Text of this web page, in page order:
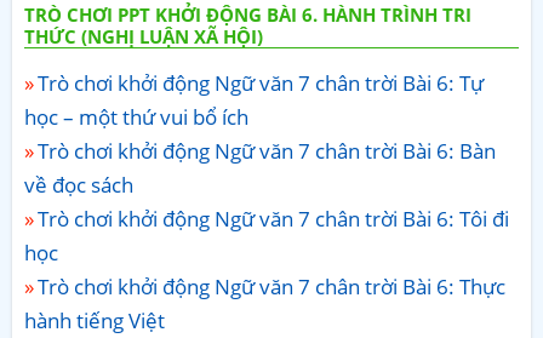
TRÒ CHƠI PPT KHỞI ĐỘNG BÀI 6. HÀNH TRÌNH TRI
THỨC (NGHỊ LUẬN XÃ HỘI)
Trò chơi khởi động Ngữ văn 7 chân trời Bài 6: Tự
học – một thứ vui bổ ích
Trò chơi khởi động Ngữ văn 7 chân trời Bài 6: Bàn
về đọc sách
Trò chơi khởi động Ngữ văn 7 chân trời Bài 6: Tôi đi
học
Trò chơi khởi động Ngữ văn 7 chân trời Bài 6: Thực
hành tiếng Việt